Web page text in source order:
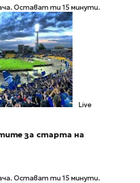
Остават ти 15 минути.
Live
за старта на
Остават ти 15 минути.